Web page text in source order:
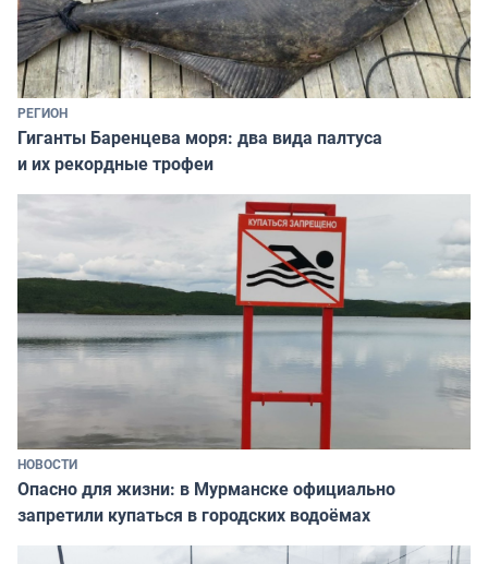
РЕГИОН
Гиганты Баренцева моря: два вида палтуса
и их рекордные трофеи
НОВОСТИ
Опасно для жизни: в Мурманске официально
запретили купаться в городских водоёмах